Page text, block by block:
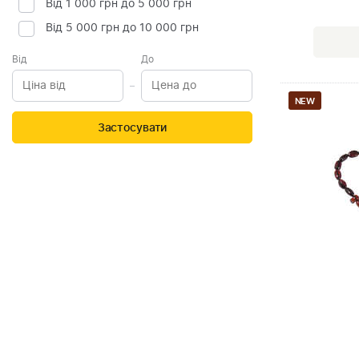
Від 1 000 грн до 5 000 грн
Від 5 000 грн до 10 000 грн
Від До
Застосувати
NEW